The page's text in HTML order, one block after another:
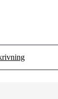
(Opens in new tab)